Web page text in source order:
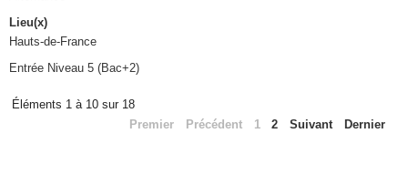
Lieu(x)
Hauts-de-France
Entrée Niveau 5 (Bac+2)
Éléments 1 à 10 sur 18
Premier
Précédent 1 2 Suivant Dernier